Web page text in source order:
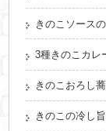
きのこソース
3種きのこカレ
きのこおろし
きのこの冷し